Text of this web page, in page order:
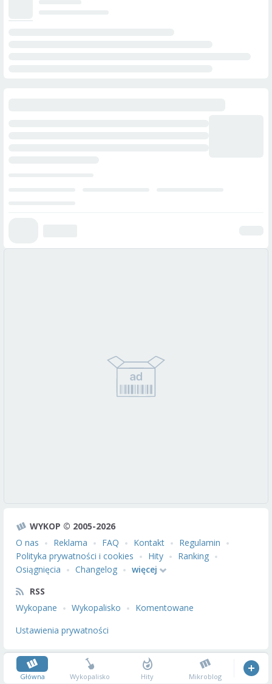
WYKOP © 2005-2026
O nas
Reklama FAQ Kontakt
Regulamin
Polityka prywatności i cookies
Hity
Ranking
Osiągnięcia
Changelog
więcej
RSS
Wykopane
Wykopalisko
Komentowane
Ustawienia prywatności
Główna Wykopalisko Hity Mikroblog